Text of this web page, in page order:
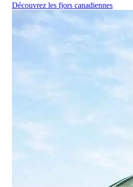
Découvrez les fjors canadiennes